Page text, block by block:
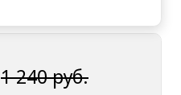
1 240 руб.